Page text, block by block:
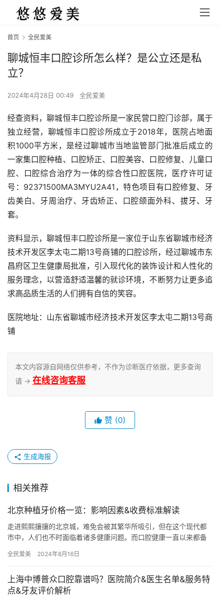
首页 全民爱美
聊城恒丰口腔诊所怎么样？是公立还是私
立？
2024年4月28日 00:49 全民爱美
经查资料，聊城恒丰口腔诊所是一家民营口腔门诊部，属于
独立经营，聊城恒丰口腔诊所成立于2018年，医院占地面
积1000平方米，是经过聊城市当地监管部门批准后成立的
一家集口腔种植、口腔矫正、口腔美容、口腔修复、儿童口
腔、口腔综合治疗为一体的综合性口腔医院，医疗许可证
号：92371500MA3MYU2A41，特色项目有口腔修复、牙
齿美白、牙周治疗、牙齿矫正、口腔颌面外科、拔牙、牙
套。
资料显示，聊城恒丰口腔诊所是一家位于山东省聊城市经济
技术开发区李太屯二期13号商铺的口腔诊所，经过聊城市东
昌府区卫生健康局批准，引入现代化的装饰设计和人性化的
服务理念，以营造舒适温馨的就诊环境，不断努力让更多追
求高品质生活的人们拥有自信的笑容。
医院地址：山东省聊城市经济技术开发区李太屯二期13号商
铺
本文内容源自网络仅供参考，不作为诊断医疗依据，更多查询
请 → 在线咨询客服
赞 (0)
生成海报
相关推荐
北京种植牙价格一览：影响因素&收费标准解读
走进熙熙攘攘的北京城，难免会被其繁华所吸引，但在这个现代都
市中，人们也不时面临着诸多健康问题。而口腔健康一直以来都备
备受青…
全民爱美 2024年8月16日
上海中博普众口腔靠谱吗？医院简介&医生名单&服务特
点&牙友评价解析​